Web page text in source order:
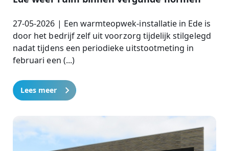
27-05-2026 | Een warmteopwek-installatie in Ede is
door het bedrijf zelf uit voorzorg tijdelijk stilgelegd
nadat tijdens een periodieke uitstootmeting in
februari een (...)
Lees meer